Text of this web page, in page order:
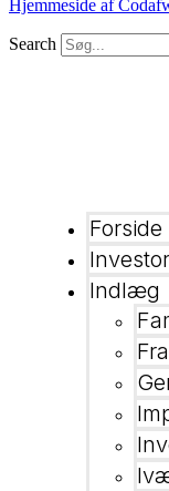
Hjemmeside af
Search
Forside
Investor
Indlæg